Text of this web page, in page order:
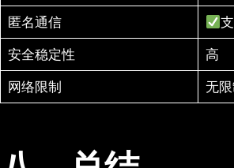
匿名通信
安全稳定性 高
网络限制 无限